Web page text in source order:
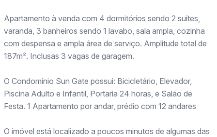
Apartamento à venda com 4 dormitórios sendo 2 suítes,
varanda, 3 banheiros sendo 1 lavabo, sala ampla, cozinha
com despensa e ampla área de serviço. Amplitude total de
187m². Inclusas 3 vagas de garagem.
O Condomínio Sun Gate possui: Bicicletário, Elevador,
Piscina Adulto e Infantil, Portaria 24 horas, e Salão de
Festa. 1 Apartamento por andar, prédio com 12 andares
O imóvel está localizado a poucos minutos de algumas das